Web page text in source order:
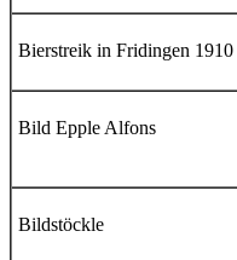
Bierstreik in Fridingen 1910
Bild Epple Alfons
Bildstöckle